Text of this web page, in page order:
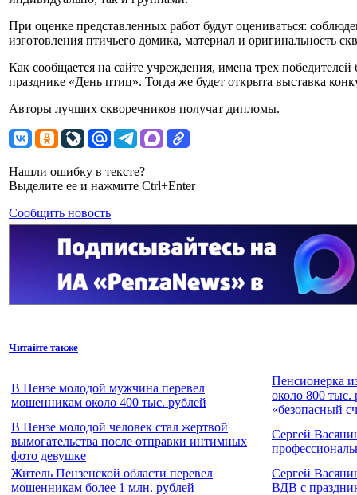
При оценке представленных работ будут оцениваться:
изготовления птичьего домика, материал и оригинальность
Как сообщается на сайте учреждения, имена трех победителей
празднике «День птиц». Тогда же будет открыта выставка
Авторы лучших скворечников получат дипломы.
Нашли ошибку в тексте?
Выделите ее и нажмите Ctrl+Enter
Сообщить новость
Читайте также
В Пензе молодой мужчина перевел
мошенникам около 400 тыс. рублей
Пенсионерка
около 800 тыс.
«безопасный
В Пензе молодой человек стал жертвой
вымогательства после отправки интимных
фото девушке
Сергей
Житель Пензенской области перевел
мошенникам более 1 млн. рублей
Сергей
ВДВ с